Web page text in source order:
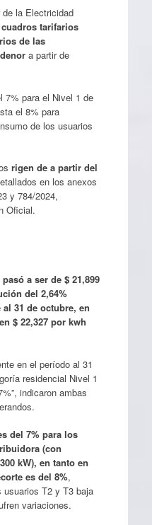
la Electricidad
tarifarios
de las
a partir de
7% para el Nivel 1 de
el 8% para
de los usuarios
rigen de a partir del
en los anexos
y 784/2024,
Oficial.
a ser de $ 21,899
del 2,64%
31 de octubre, en
$ 22,327 por kwh
en el período al 31
residencial Nivel 1
indicaron ambas
del 7% para los
(con
kW), en tanto en
es del 8%,
T2 y T3 baja
variaciones.